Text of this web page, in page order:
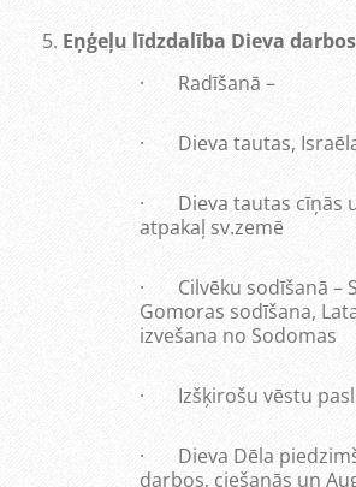
Eņģeļu līdzdalība Dieva darbos
· Radīšanā –
· Dieva tautas,
· Dieva tautas cīņās
atpakaļ sv.zemē
· Cilvēku sodīšanā –
Gomoras sodīšana,
izvešana no Sodomas
· Izšķirošu vēstu
· Dieva Dēla
darbos, ciešanās un